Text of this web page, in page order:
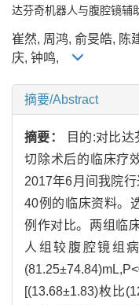
达芬奇机器人与腹腔镜辅
崔然, 周鸿, 俞旻皓, 陈
庆, 钟鸣,
摘要/Abstract
摘要：
目的:对比
切除术后的临床疗
2017年6月间我院
40例的临床资料。
例作对比。两组临
人组较腹腔镜组
[(13.68±1.83)枚比